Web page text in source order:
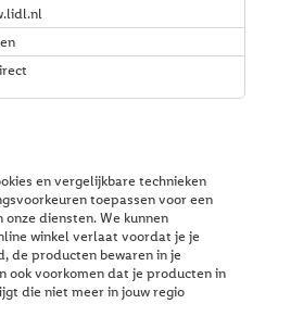
en vergelijkbare technieken
toepassen voor een
diensten. We kunnen
winkel verlaat voordat je je
de producten bewaren in je
ook voorkomen dat je producten in
die niet meer in jouw regio